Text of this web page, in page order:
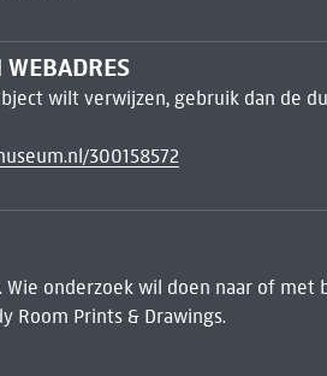
wilt verwijzen, gebruik dan de
300158572
onderzoek wil doen naar of met
Room Prints & Drawings.